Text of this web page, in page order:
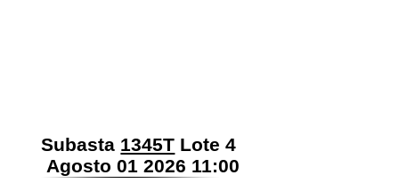
Subasta 1345T Lote 4
Agosto 01 2026 11:00